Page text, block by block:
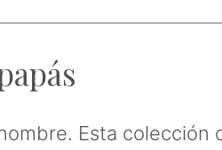
Esta colección